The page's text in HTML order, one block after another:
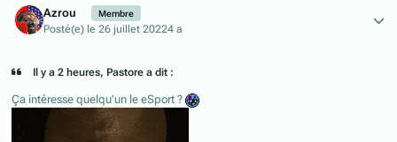
Azrou Membre
Posté(e) le 26 juillet 20224 a
Il y a 2 heures, Pastore a dit :
Ça intéresse quelqu’un le eSport ?